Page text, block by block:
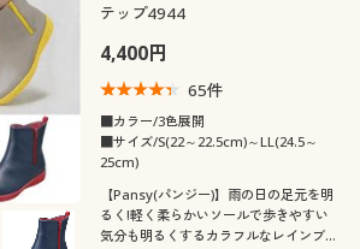
制服
からのご注文
ゼント
22.5 23.5
25.5
テップ4944
4,400円
65件
■カラー/3色展開
■サイズ/S(22～22.5cm)～LL(24.5～
25cm)
【Pansy(パンジー)】雨の日の足元を明
るく!軽く柔らかいソールで歩きやすい
気分も明るくするカラフルなレインブー